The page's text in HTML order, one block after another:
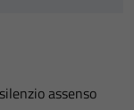
assenso